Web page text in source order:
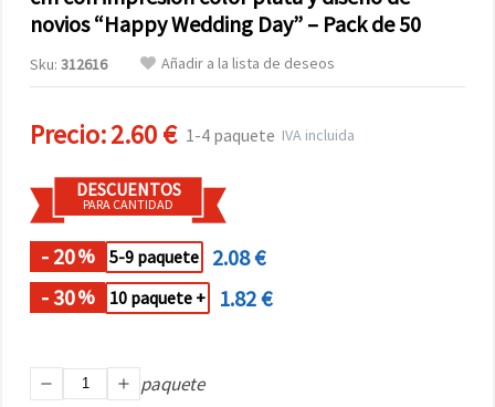
novios “Happy Wedding Day” – Pack de 50
Sku: 312616 Añadir a la lista de deseos
Precio:2.60 € 1-4 paquete IVA incluida
DESCUENTOS
PARA CANTIDAD
- 20% 5-9 paquete
2.08 €
- 30% 10 paquete + 1.82 €
paquete